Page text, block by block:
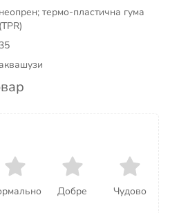
неопрен; термо-пластична гума
(TPR)
35
аквашузи
Добре Чудово